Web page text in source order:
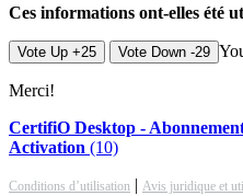
Ces informations ont-elles été
Vote Up +25 Vote Down -29
Merci!
CertifiO Desktop -
Activation (10)
Conditions d’utilisation | Avis juridique et